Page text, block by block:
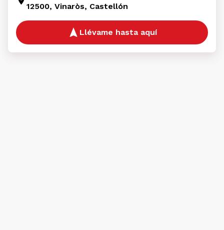
12500, Vinaròs, Castellón
Llévame hasta aquí